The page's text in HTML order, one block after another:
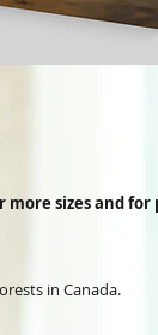
more sizes and
in Canada.